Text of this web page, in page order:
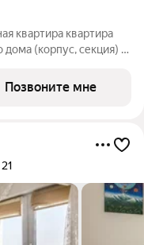
квартира квартира
(корпус, секция) в
3 минуты на
Позвоните мне